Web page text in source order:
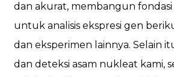
dan akurat, membangun
untuk analisis ekspresi gen
dan eksperimen lainnya. Selain
dan deteksi asam nukleat kami,